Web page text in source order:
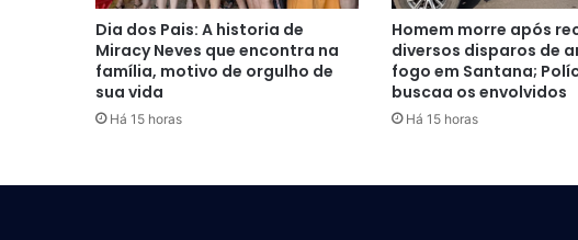
Dia dos Pais: A historia de
Miracy Neves que encontra na
família, motivo de orgulho de
sua vida
Há 15 horas
Homem morre após
diversos disparos de
fogo em Santana;
buscaa os envolvidos
Há 15 horas